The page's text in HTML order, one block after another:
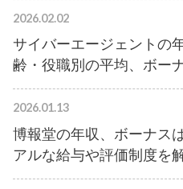
2026.02.02
サイバーエージェントの
齢・役職別の平均、ボー
2026.01.13
博報堂の年収、ボーナス
アルな給与や評価制度を